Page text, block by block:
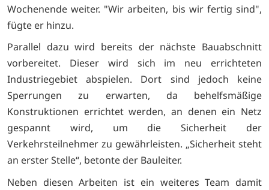
Wochenende weiter. "Wir arbeiten, bis wir fertig sind",
fügte er hinzu.
Parallel dazu wird bereits der nächste Bauabschnitt
vorbereitet. Dieser wird sich im neu errichteten
Industriegebiet abspielen. Dort sind jedoch keine
Sperrungen zu erwarten, da behelfsmäßige
Konstruktionen errichtet werden, an denen ein Netz
gespannt wird, um die Sicherheit der
Verkehrsteilnehmer zu gewährleisten. „Sicherheit steht
an erster Stelle“, betonte der Bauleiter.
Neben diesen Arbeiten ist ein weiteres Team damit